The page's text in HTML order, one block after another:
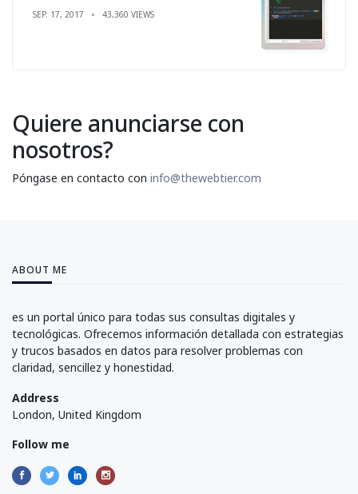
SEP. 17, 2017 43,360 VIEWS
Quiere anunciarse con
nosotros?
Póngase en contacto con info@thewebtier.com
ABOUT ME
es un portal único para todas sus consultas digitales y
tecnológicas. Ofrecemos información detallada con estrategias
y trucos basados en datos para resolver problemas con
claridad, sencillez y honestidad.
Address
London, United Kingdom
Follow me